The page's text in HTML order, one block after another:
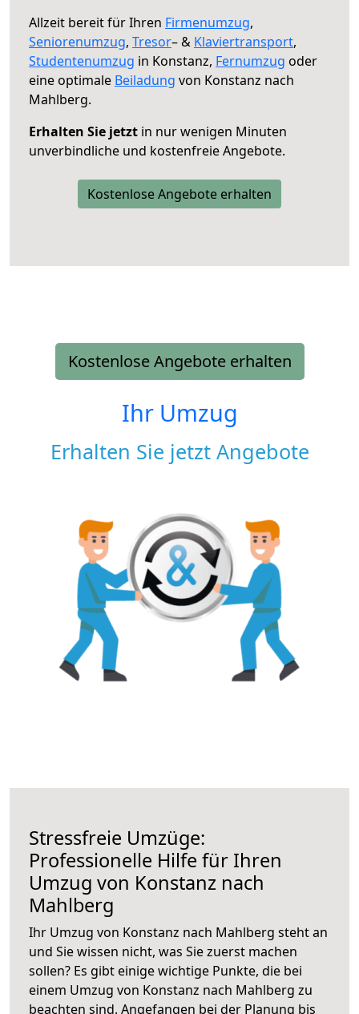
Allzeit bereit für Ihren Firmenumzug,
Seniorenumzug, Tresor– & Klaviertransport,
Studentenumzug in Konstanz, Fernumzug oder
eine optimale Beiladung von Konstanz nach
Mahlberg.
Erhalten Sie jetzt in nur wenigen Minuten
unverbindliche und kostenfreie Angebote.
Kostenlose Angebote erhalten
Kostenlose Angebote erhalten
Ihr Umzug
Erhalten Sie jetzt Angebote
Stressfreie Umzüge:
Professionelle Hilfe für Ihren
Umzug von Konstanz nach
Mahlberg
Ihr Umzug von Konstanz nach Mahlberg steht an
und Sie wissen nicht, was Sie zuerst machen
sollen? Es gibt einige wichtige Punkte, die bei
einem Umzug von Konstanz nach Mahlberg zu
beachten sind. Angefangen bei der Planung bis